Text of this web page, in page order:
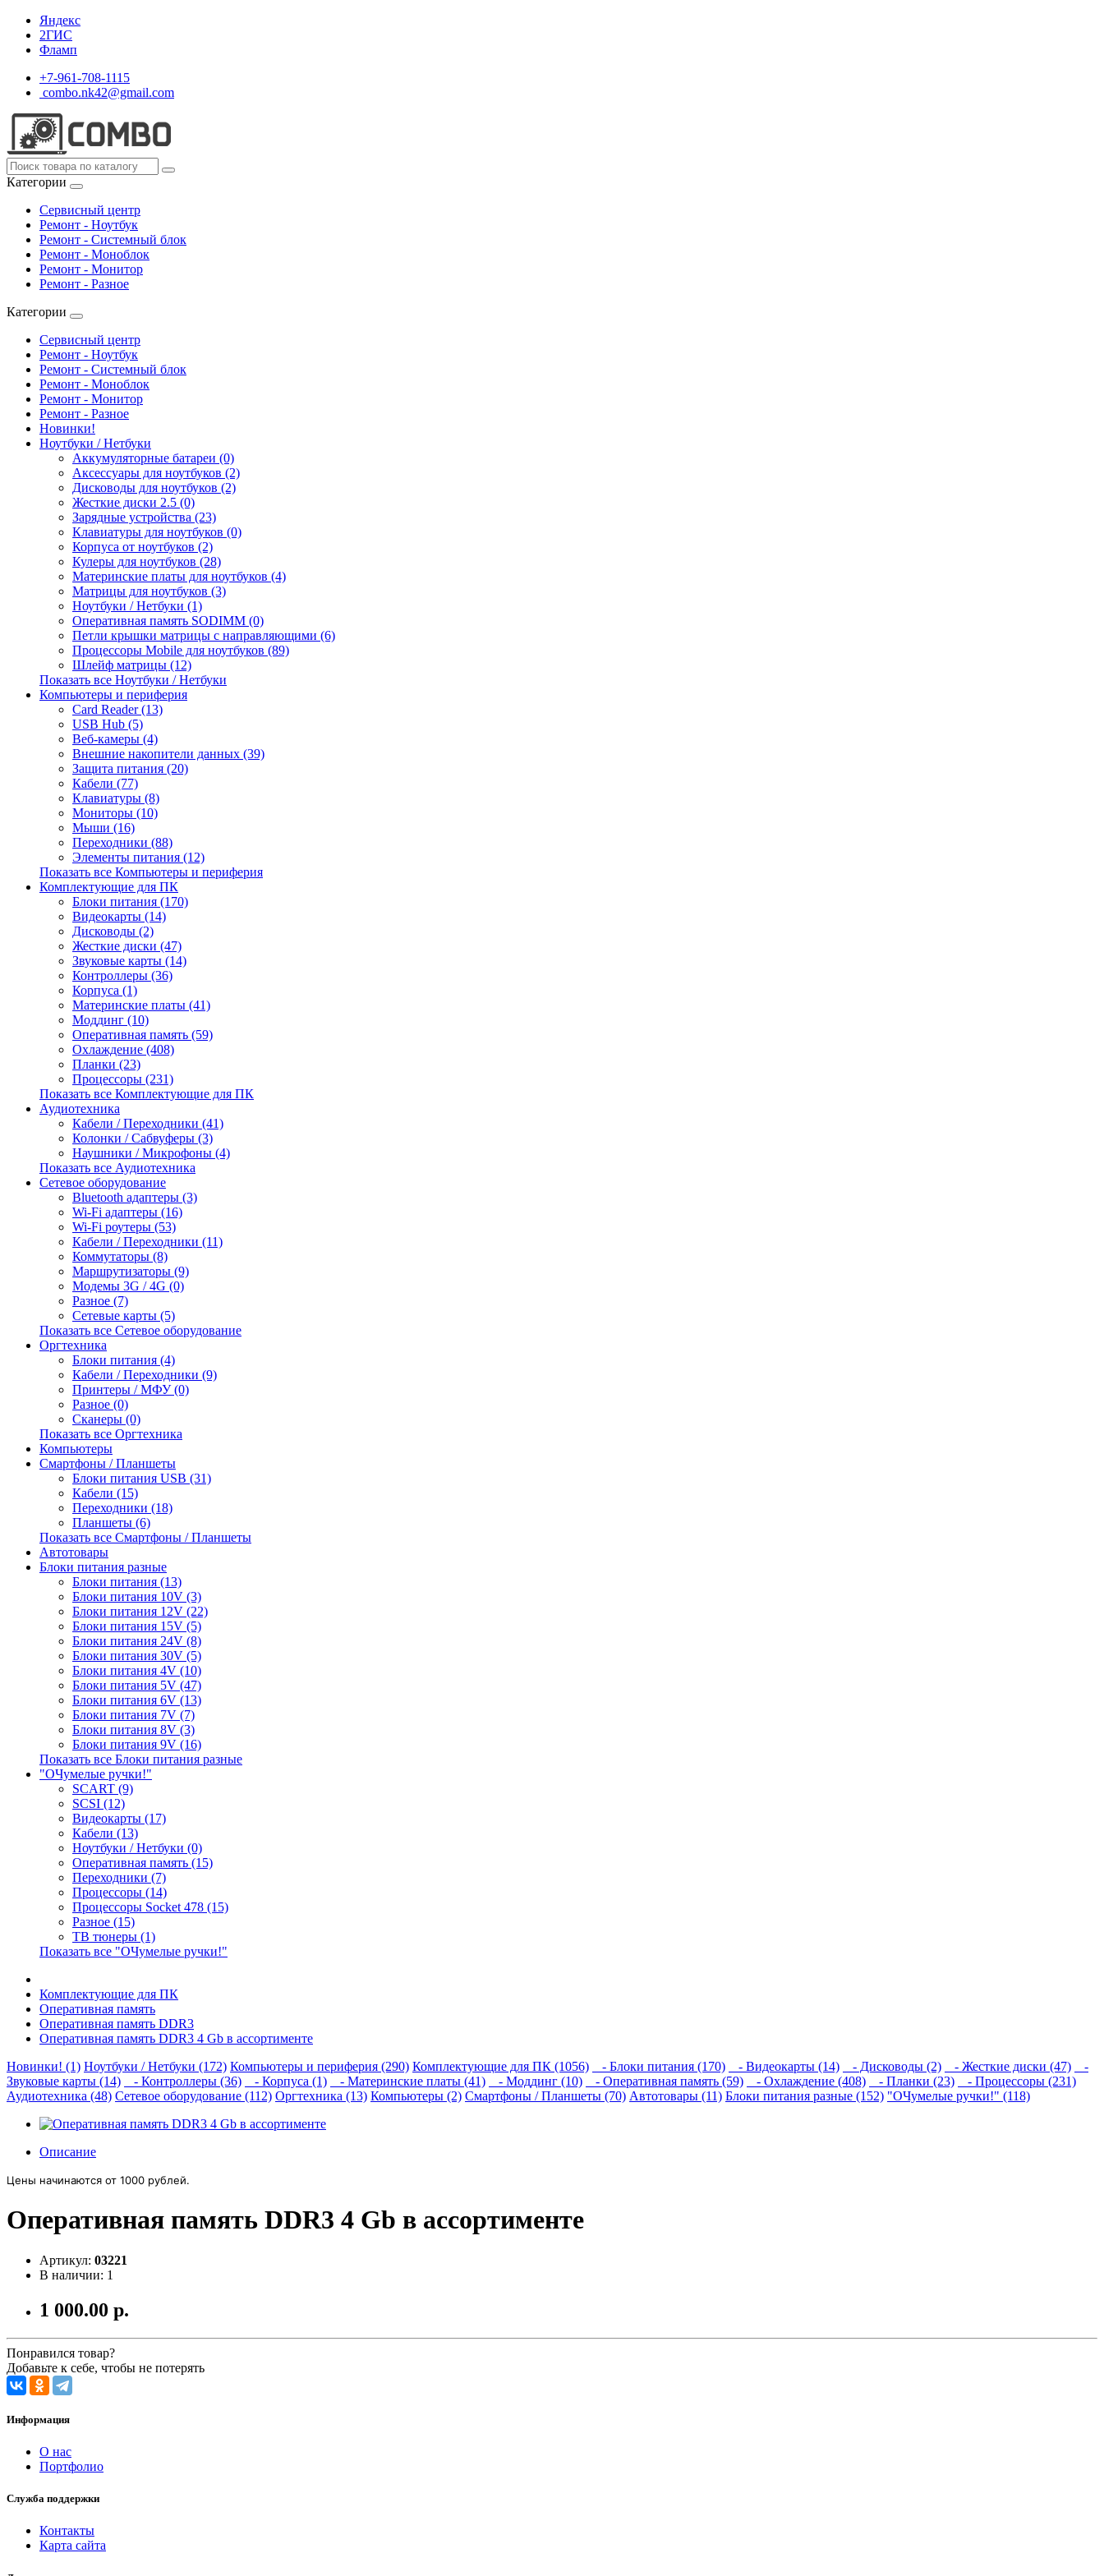
Яндекс
2ГИС
Фламп
+7-961-708-1115
combo.nk42@gmail.com
Категории
Сервисный центр
Ремонт - Ноутбук
Ремонт - Системный блок
Ремонт - Моноблок
Ремонт - Монитор
Ремонт - Разное
Категории
Сервисный центр
Ремонт - Ноутбук
Ремонт - Системный блок
Ремонт - Моноблок
Ремонт - Монитор
Ремонт - Разное
Новинки!
Ноутбуки / Нетбуки
Аккумуляторные батареи (0)
Аксессуары для ноутбуков (2)
Дисководы для ноутбуков (2)
Жесткие диски 2.5 (0)
Зарядные устройства (23)
Клавиатуры для ноутбуков (0)
Корпуса от ноутбуков (2)
Кулеры для ноутбуков (28)
Материнские платы для ноутбуков (4)
Матрицы для ноутбуков (3)
Ноутбуки / Нетбуки (1)
Оперативная память SODIMM (0)
Петли крышки матрицы с направляющими (6)
Процессоры Mobile для ноутбуков (89)
Шлейф матрицы (12)
Показать все Ноутбуки / Нетбуки
Компьютеры и периферия
Card Reader (13)
USB Hub (5)
Веб-камеры (4)
Внешние накопители данных (39)
Защита питания (20)
Кабели (77)
Клавиатуры (8)
Мониторы (10)
Мыши (16)
Переходники (88)
Элементы питания (12)
Показать все Компьютеры и периферия
Комплектующие для ПК
Блоки питания (170)
Видеокарты (14)
Дисководы (2)
Жесткие диски (47)
Звуковые карты (14)
Контроллеры (36)
Корпуса (1)
Материнские платы (41)
Моддинг (10)
Оперативная память (59)
Охлаждение (408)
Планки (23)
Процессоры (231)
Показать все Комплектующие для ПК
Аудиотехника
Кабели / Переходники (41)
Колонки / Сабвуферы (3)
Наушники / Микрофоны (4)
Показать все Аудиотехника
Сетевое оборудование
Bluetooth адаптеры (3)
Wi-Fi адаптеры (16)
Wi-Fi роутеры (53)
Кабели / Переходники (11)
Коммутаторы (8)
Маршрутизаторы (9)
Модемы 3G / 4G (0)
Разное (7)
Сетевые карты (5)
Показать все Сетевое оборудование
Оргтехника
Блоки питания (4)
Кабели / Переходники (9)
Принтеры / МФУ (0)
Разное (0)
Сканеры (0)
Показать все Оргтехника
Компьютеры
Смартфоны / Планшеты
Блоки питания USB (31)
Кабели (15)
Переходники (18)
Планшеты (6)
Показать все Смартфоны / Планшеты
Автотовары
Блоки питания разные
Блоки питания (13)
Блоки питания 10V (3)
Блоки питания 12V (22)
Блоки питания 15V (5)
Блоки питания 24V (8)
Блоки питания 30V (5)
Блоки питания 4V (10)
Блоки питания 5V (47)
Блоки питания 6V (13)
Блоки питания 7V (7)
Блоки питания 8V (3)
Блоки питания 9V (16)
Показать все Блоки питания разные
"ОЧумелые ручки!"
SCART (9)
SCSI (12)
Видеокарты (17)
Кабели (13)
Ноутбуки / Нетбуки (0)
Оперативная память (15)
Переходники (7)
Процессоры (14)
Процессоры Socket 478 (15)
Разное (15)
ТВ тюнеры (1)
Показать все "ОЧумелые ручки!"
Комплектующие для ПК
Оперативная память
Оперативная память DDR3
Оперативная память DDR3 4 Gb в ассортименте
Новинки! (1) Ноутбуки / Нетбуки (172) Компьютеры и периферия (290) Комплектующие для ПК (1056) - Блоки питания (170) - Видеокарты (14) - Дисководы (2) - Жесткие диски (47)
-
Звуковые карты (14)
- Контроллеры (36) - Корпуса (1) - Материнские платы (41) - Моддинг (10) - Оперативная память (59) - Охлаждение (408) - Планки (23)
- Процессоры (231)
Аудиотехника (48) Сетевое оборудование (112) Оргтехника (13) Компьютеры (2) Смартфоны / Планшеты (70) Автотовары (11) Блоки питания разные (152) "ОЧумелые ручки!" (118)
Описание
Цены начинаются от 1000 рублей.
Оперативная память DDR3 4 Gb в ассортименте
Артикул: 03221
В наличии: 1
1 000.00 р.
Понравился товар?
Добавьте к себе, чтобы не потерять
Информация
О нас
Портфолио
Служба поддержки
Контакты
Карта сайта